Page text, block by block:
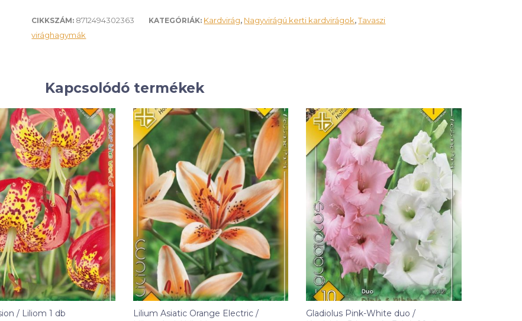
CIKKSZÁM: 8712494302363 KATEGÓRIÁK: Kardvirág, Nagyvirágú kerti kardvirágok,Tavaszi
virághagymák
Kapcsolódó termékek
/ Liliom 1 db
Lilium Asiatic Orange Electric /
Gladiolus Pink-White duo /